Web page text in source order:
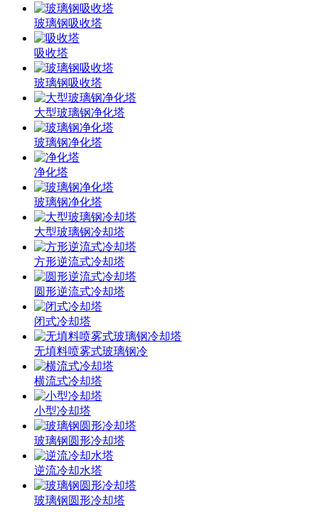
玻璃钢吸收塔
吸收塔
玻璃钢吸收塔
大型玻璃钢净化塔
玻璃钢净化塔
净化塔
玻璃钢净化塔
大型玻璃钢冷却塔
方形逆流式冷却塔
圆形逆流式冷却塔
闭式冷却塔
无填料喷雾式玻璃钢冷
横流式冷却塔
小型冷却塔
玻璃钢圆形冷却塔
逆流冷却水塔
玻璃钢圆形冷却塔